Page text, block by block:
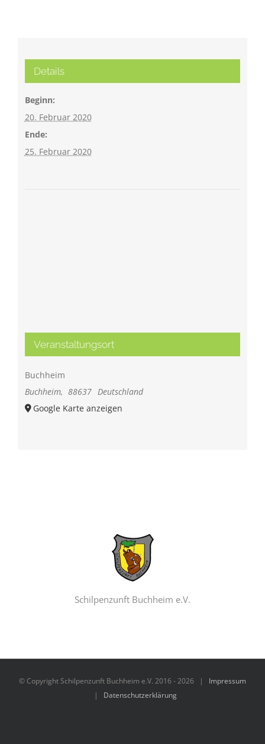
Details
Beginn:
20. Februar 2020
Ende:
25. Februar 2020
Veranstaltungsort
Buchheim
Buchheim, 88637 Deutschland
Google Karte anzeigen
Schilpenzunft Buchheim e.V.
© Copyright Schilpenzunft Buchheim e.V. 2016 -2026 | Impressum
| Datenschutzerklärung